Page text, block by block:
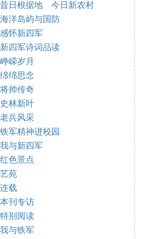
昔日根据地 今日新农村
海洋岛屿与国防
感怀新四军
新四军诗词品读
峥嵘岁月
绵绵思念
将帅传奇
史林新叶
老兵风采
铁军精神进校园
我与新四军
红色景点
艺苑
连载
本刊专访
特别阅读
我与铁军